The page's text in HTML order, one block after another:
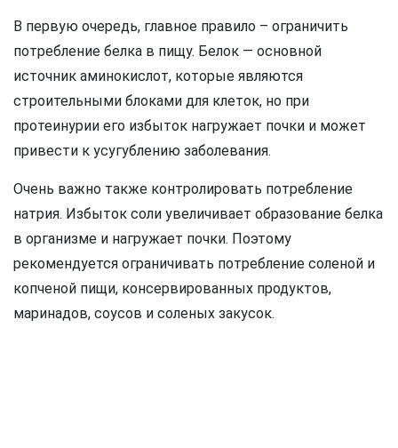
В первую очередь, главное правило – ограничить
потребление белка в пищу. Белок — основной
источник аминокислот, которые являются
строительными блоками для клеток, но при
протеинурии его избыток нагружает почки и может
привести к усугублению заболевания.
Очень важно также контролировать потребление
натрия. Избыток соли увеличивает образование белка
в организме и нагружает почки. Поэтому
рекомендуется ограничивать потребление соленой и
копченой пищи, консервированных продуктов,
маринадов, соусов и соленых закусок.